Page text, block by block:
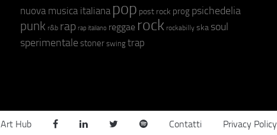
nuova musica italiana pop post rock prog psichedelia
punk r&b rap rap italiano reggae rock rockabilly ska soul
sperimentale stoner swing trap
Art Hub Contatti Privacy Policy